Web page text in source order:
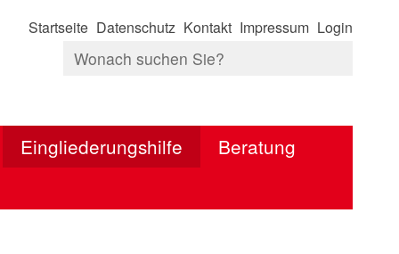
Startseite Datenschutz Kontakt Impressum Login
Eingliederungshilfe
Beratung